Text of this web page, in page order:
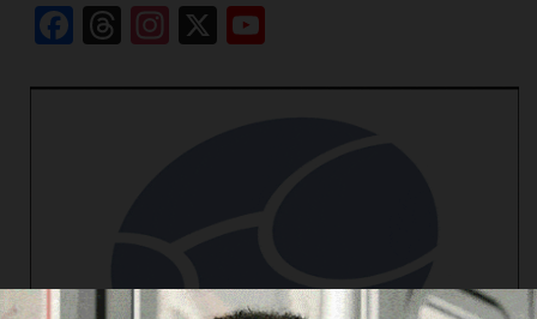
Facebook
Threads
Instagram
X